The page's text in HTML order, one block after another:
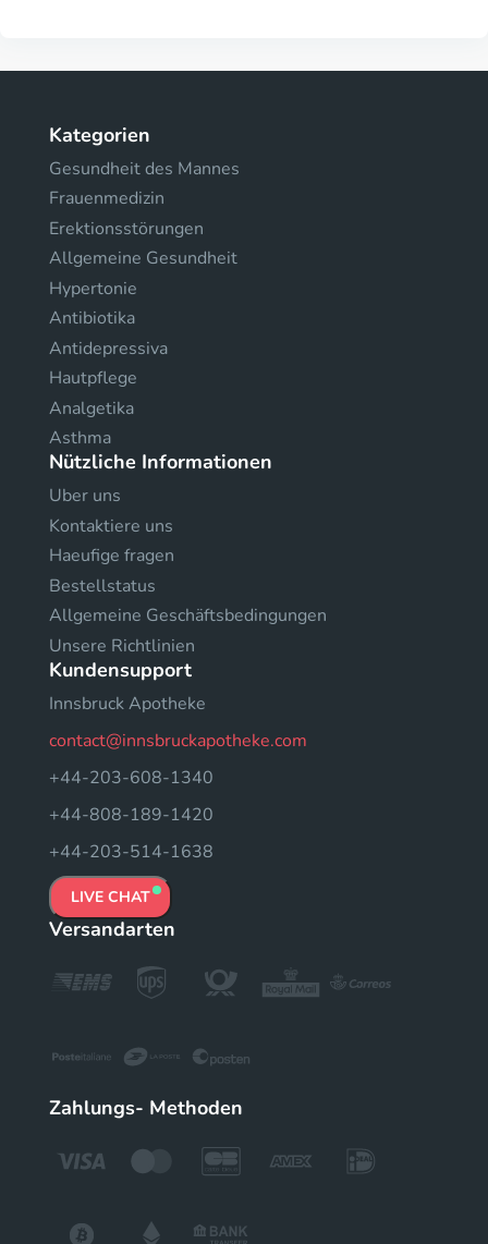
Kategorien
Gesundheit des Mannes
Frauenmedizin
Erektionsstörungen
Allgemeine Gesundheit
Hypertonie
Antibiotika
Antidepressiva
Hautpflege
Analgetika
Asthma
Nützliche Informationen
Uber uns
Kontaktiere uns
Haeufige fragen
Bestellstatus
Allgemeine Geschäftsbedingungen
Unsere Richtlinien
Kundensupport
Innsbruck Apotheke
contact@innsbruckapotheke.com
+44-203-608-1340
+44-808-189-1420
+44-203-514-1638
LIVE CHAT
Versandarten
Zahlungs- Methoden